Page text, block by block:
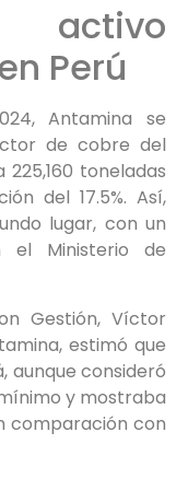
activo
Perú
Antamina se
de cobre del
toneladas
del 17.5%. Así,
lugar, con un
el Ministerio de
Gestión, Víctor
estimó que
aunque consideró
y mostraba
comparación con